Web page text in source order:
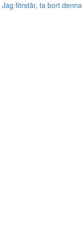
Jag förstår, ta bort